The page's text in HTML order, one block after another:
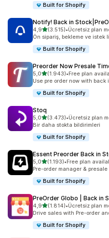
Built for Shopify
Notify! Back in
4,95 yıldız üzerinden
(3.515)
toplam 3515 değerlendirme
•Ücretsiz plan
Ön sipariş, bekleme ve istek
Built for Shopify
Preorder Now Presale
5,05 yıldız üzerinden
(1.943)
toplam 1943 değerlendirme
•Free plan
Use pre order now with
Built for Shopify
Stoq
5,05 yıldız üzerinden
(3.473)
toplam 3473 değerlendirme
•Ücretsiz plan
Bir daha stokta bildirimleri
Built for Shopify
Essent Preorder Back in
5,05 yıldız üzerinden
(1.193)
toplam 1193 değerlendirme
•Free plan
Pre-order manager &
Built for Shopify
PreOrder Globo | Back in
4,95 yıldız üzerinden
(1.814)
toplam 1814 değerlendirme
•Ücretsiz plan
Drive sales with Pre-order
Built for Shopify